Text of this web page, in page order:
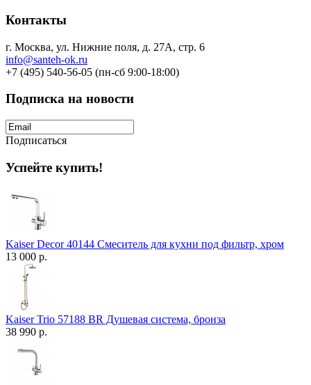
Контакты
г. Москва, ул. Нижние поля, д. 27А, стр. 6
info@santeh-ok.ru
+7 (495) 540-56-05 (пн-сб 9:00-18:00)
Подписка на новости
Подписаться
Успейте купить!
Kaiser Decor 40144 Смеситель для кухни под фильтр, хром
13 000 р.
Kaiser Trio 57188 BR Душевая система, бронза
38 990 р.